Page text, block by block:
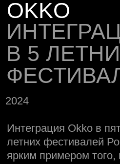
Интеграция Okko в пять
летних фестивалей России,
ярким примером того, как
сервис может органично
атмосферу мероприятий.
представлял собой бобину
направлений контента Okko. Это
настоящим порталом в мир
активациях, делали фото,
мини-игры и создавали
летние воспоминания вместе
с сервисом.
2024